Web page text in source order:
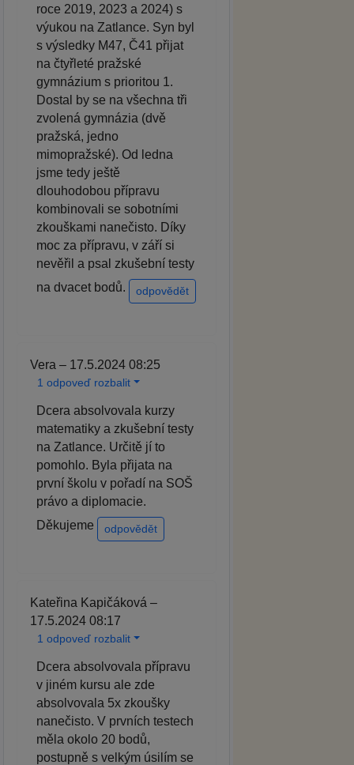
roce 2019, 2023 a 2024) s
výukou na Zatlance. Syn byl
s výsledky M47, Č41 přijat
na čtyřleté pražské
gymnázium s prioritou 1.
Dostal by se na všechna tři
zvolená gymnázia (dvě
pražská, jedno
mimopražské). Od ledna
jsme tedy ještě
dlouhodobou přípravu
kombinovali se sobotními
zkouškami nanečisto. Díky
moc za přípravu, v září si
nevěřil a psal zkušební testy
na dvacet bodů.
odpovědět
Vera – 17.5.2024 08:25
1 odpoveď rozbalit
Dcera absolvovala kurzy
matematiky a zkušební testy
na Zatlance. Určitě jí to
pomohlo. Byla přijata na
první školu v pořadí na SOŠ
právo a diplomacie.
Děkujeme
odpovědět
Kateřina Kapičáková –
17.5.2024 08:17
1 odpoveď rozbalit
Dcera absolvovala přípravu
v jiném kursu ale zde
absolvovala 5x zkoušky
nanečisto. V prvních testech
měla okolo 20 bodů,
postupně s velkým úsilím se